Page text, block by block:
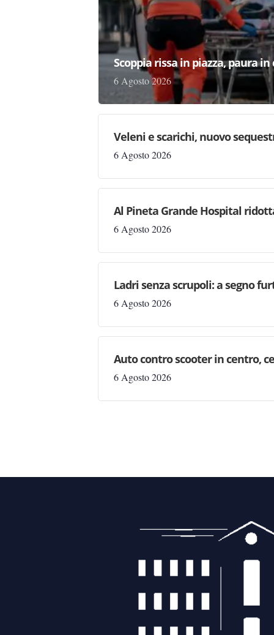
Scoppia rissa in piazza, paura
6 Agosto 2026
Veleni e scarichi, nuovo
6 Agosto 2026
Al Pineta Grande Hospital
6 Agosto 2026
Ladri senza scrupoli: a segno
6 Agosto 2026
Auto contro scooter in centro,
6 Agosto 2026